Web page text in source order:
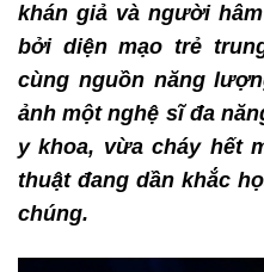
khán giả và người
bởi diện mạo trẻ
cùng nguồn năng
ảnh một nghệ sĩ đa
y khoa, vừa cháy hết
thuật đang dần khắc
chúng.